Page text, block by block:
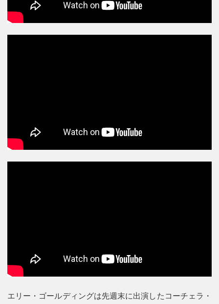
エリー・ゴールディングは先週末に出演したコーチェラ・